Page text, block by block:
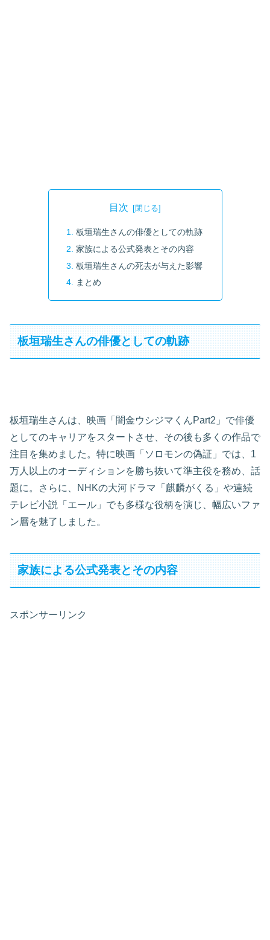
目次
板垣瑞生さんの俳優としての軌跡
家族による公式発表とその内容
板垣瑞生さんの死去が与えた影響
まとめ
板垣瑞生さんの俳優としての軌跡
板垣瑞生さんは、映画「闇金ウシジマくんPart2」で俳優
としてのキャリアをスタートさせ、その後も多くの作品で
注目を集めました。特に映画「ソロモンの偽証」では、1
万人以上のオーディションを勝ち抜いて準主役を務め、話
題に。さらに、NHKの大河ドラマ「麒麟がくる」や連続
テレビ小説「エール」でも多様な役柄を演じ、幅広いファ
ン層を魅了しました。
家族による公式発表とその内容
スポンサーリンク